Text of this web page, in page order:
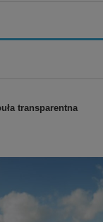
transparentna